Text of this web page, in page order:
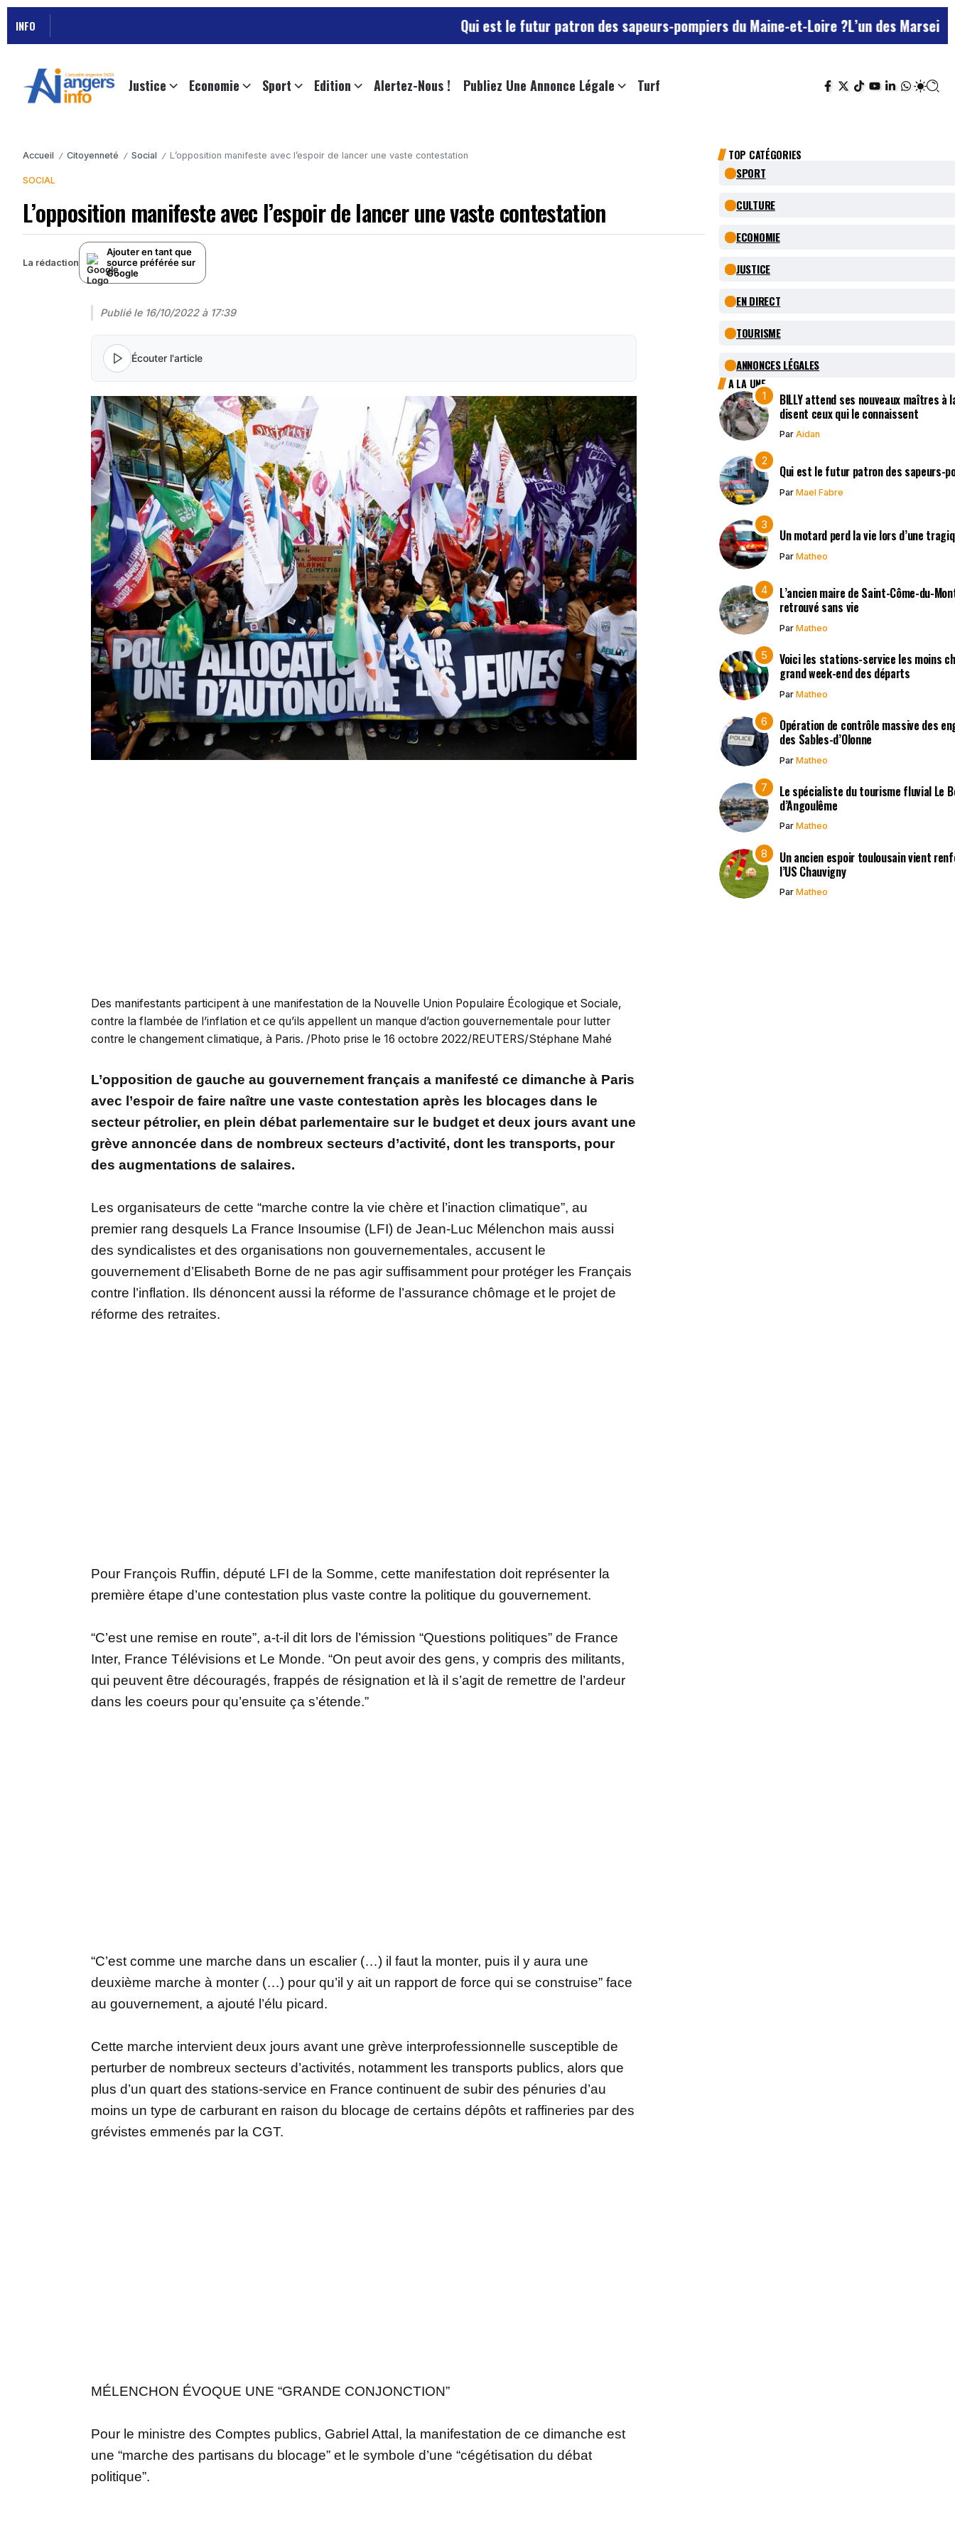
INFO Qui est le futur patron des sapeurs-pompiers du Maine-et-Loire ?L’un des Marseillais
Justice Economie Sport Edition Alertez-Nous ! Publiez Une Annonce Légale Turf
Accueil / Citoyenneté / Social / L’opposition manifeste avec l’espoir de lancer une vaste contestation
SOCIAL
L’opposition manifeste avec l’espoir de lancer une vaste contestation
La rédaction
Ajouter en tant que
source préférée sur
Google
Publié le 16/10/2022 à 17:39
Écouter l'article
Des manifestants participent à une manifestation de la Nouvelle Union Populaire Écologique et Sociale,
contre la flambée de l’inflation et ce qu’ils appellent un manque d’action gouvernementale pour lutter
contre le changement climatique, à Paris. /Photo prise le 16 octobre 2022/REUTERS/Stéphane Mahé
L’opposition de gauche au gouvernement français a manifesté ce dimanche à Paris
avec l’espoir de faire naître une vaste contestation après les blocages dans le
secteur pétrolier, en plein débat parlementaire sur le budget et deux jours avant une
grève annoncée dans de nombreux secteurs d’activité, dont les transports, pour
des augmentations de salaires.
Les organisateurs de cette “marche contre la vie chère et l’inaction climatique”, au
premier rang desquels La France Insoumise (LFI) de Jean-Luc Mélenchon mais aussi
des syndicalistes et des organisations non gouvernementales, accusent le
gouvernement d’Elisabeth Borne de ne pas agir suffisamment pour protéger les Français
contre l’inflation. Ils dénoncent aussi la réforme de l’assurance chômage et le projet de
réforme des retraites.
Pour François Ruffin, député LFI de la Somme, cette manifestation doit représenter la
première étape d’une contestation plus vaste contre la politique du gouvernement.
“C’est une remise en route”, a-t-il dit lors de l’émission “Questions politiques” de France
Inter, France Télévisions et Le Monde. “On peut avoir des gens, y compris des militants,
qui peuvent être découragés, frappés de résignation et là il s’agit de remettre de l’ardeur
dans les coeurs pour qu’ensuite ça s’étende.”
“C’est comme une marche dans un escalier (…) il faut la monter, puis il y aura une
deuxième marche à monter (…) pour qu’il y ait un rapport de force qui se construise” face
au gouvernement, a ajouté l’élu picard.
Cette marche intervient deux jours avant une grève interprofessionnelle susceptible de
perturber de nombreux secteurs d’activités, notamment les transports publics, alors que
plus d’un quart des stations-service en France continuent de subir des pénuries d’au
moins un type de carburant en raison du blocage de certains dépôts et raffineries par des
grévistes emmenés par la CGT.
MÉLENCHON ÉVOQUE UNE “GRANDE CONJONCTION”
Pour le ministre des Comptes publics, Gabriel Attal, la manifestation de ce dimanche est
une “marche des partisans du blocage” et le symbole d’une “cégétisation du débat
politique”.
TOP CATÉGORIES
SPORT
CULTURE
ECONOMIE
JUSTICE
EN DIRECT
TOURISME
ANNONCES LÉGALES
A LA UNE
BILLY attend ses nouveaux maîtres à
disent ceux qui le connaissent
Par Aidan
Qui est le futur patron des sapeurs-
Par Mael Fabre
Un motard perd la vie lors d’une
Par Matheo
L’ancien maire de Saint-Côme-du-
retrouvé sans vie
Par Matheo
Voici les stations-service les moins
grand week-end des départs
Par Matheo
Opération de contrôle massive des
des Sables-d’Olonne
Par Matheo
Le spécialiste du tourisme fluvial Le
d’Angoulême
Par Matheo
Un ancien espoir toulousain vient
l’US Chauvigny
Par Matheo